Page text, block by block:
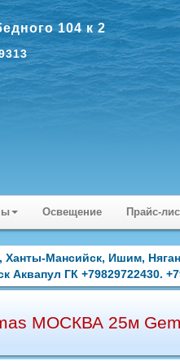
104 к 2
Освещение Прайс-
Ханты-Мансийск, Ишим,
ГК +79829722430.
МОСКВА 25м